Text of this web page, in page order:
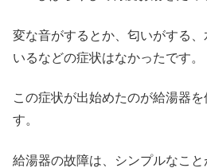
変な音がするとか、匂いがする
いるなどの症状はなかったです。
この症状が出始めたのが給湯器
す。
給湯器の故障は、シンプルなこと